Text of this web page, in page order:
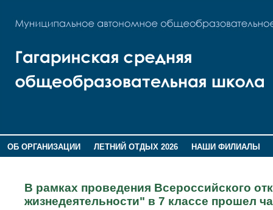
ОБ ОРГАНИЗАЦИИ ЛЕТНИЙ ОТДЫХ 2026
НАШИ ФИЛИАЛЫ
В рамках проведения Всероссийского
жизнедеятельности" в 7 классе прошел